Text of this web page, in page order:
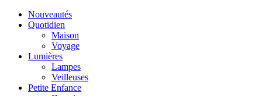
Nouveautés
Quotidien
Maison
Voyage
Lumières
Lampes
Veilleuses
Petite Enfance